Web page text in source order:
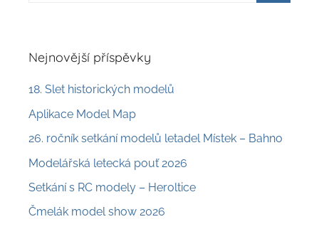
Nejnovější příspěvky
18. Slet historických modelů
Aplikace Model Map
26. ročník setkání modelů letadel Místek – Bahno
Modelářská letecká pouť 2026
Setkání s RC modely – Heroltice
Čmelák model show 2026